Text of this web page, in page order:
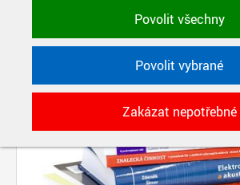
zakázat, případně vybrat a povolit
kategorie. Svoje rozhodnutí můžete
kdykoli změnit.
POTŘEBNÉ
Technické cookies využívané
ČVUT pro uchování jejich nastavení,
vlastností a identifikátorů relace.
nezbytné pro správné fungování a
Povolit všechny
Povolit vybrané
Zakázat nepotřebné